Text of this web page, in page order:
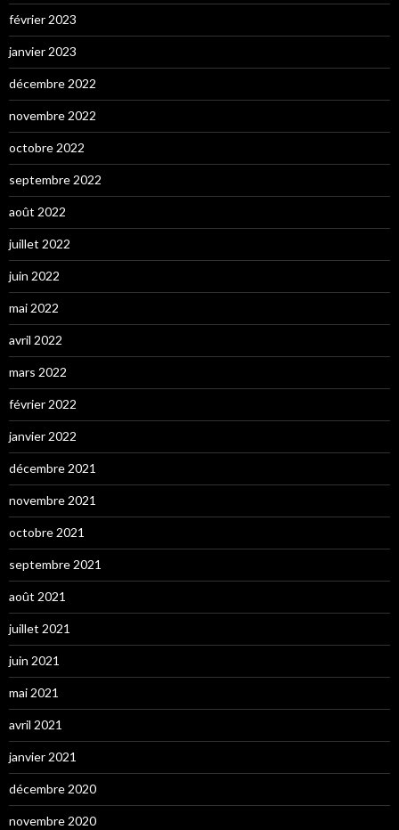
février 2023
janvier 2023
décembre 2022
novembre 2022
octobre 2022
septembre 2022
août 2022
juillet 2022
juin 2022
mai 2022
avril 2022
mars 2022
février 2022
janvier 2022
décembre 2021
novembre 2021
octobre 2021
septembre 2021
août 2021
juillet 2021
juin 2021
mai 2021
avril 2021
janvier 2021
décembre 2020
novembre 2020